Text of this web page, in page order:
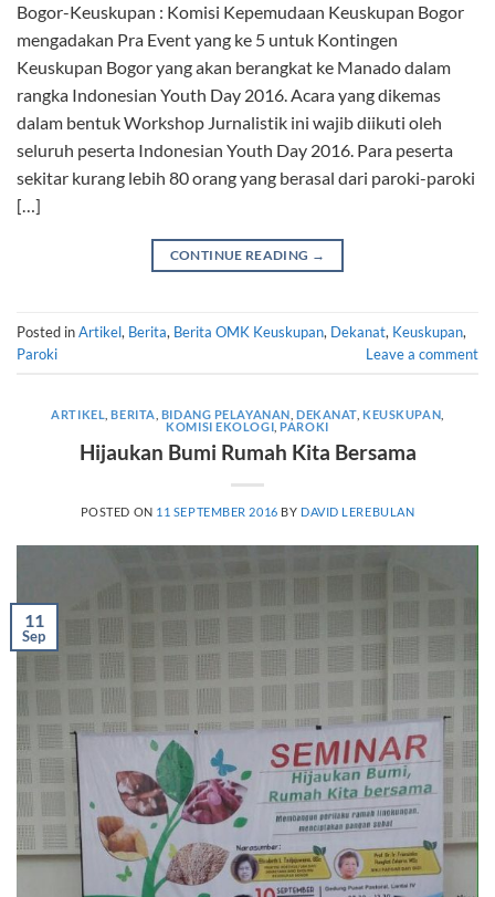
Bogor-Keuskupan : Komisi Kepemudaan Keuskupan Bogor
mengadakan Pra Event yang ke 5 untuk Kontingen
Keuskupan Bogor yang akan berangkat ke Manado dalam
rangka Indonesian Youth Day 2016. Acara yang dikemas
dalam bentuk Workshop Jurnalistik ini wajib diikuti oleh
seluruh peserta Indonesian Youth Day 2016. Para peserta
sekitar kurang lebih 80 orang yang berasal dari paroki-paroki
[…]
CONTINUE READING →
Posted inArtikel, Berita, Berita OMK Keuskupan, Dekanat, Keuskupan,
Paroki
Leave a comment
ARTIKEL ,BERITA BIDANG PELAYANAN DEKANAT,KEUSKUPAN
KOMISI EKOLOGI ,PAROKI
Hijaukan Bumi Rumah Kita Bersama
POSTED ON 11 SEPTEMBER 2016 BY DAVID LEREBULAN
11
Sep